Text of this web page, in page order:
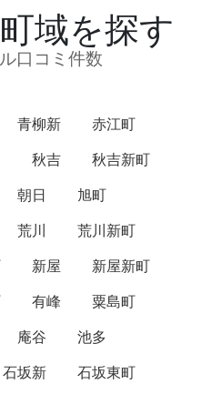
域を探す
口コミ件数
青柳新
赤江町
秋吉
秋吉新町
朝日
旭町
荒川
荒川新町
新屋
新屋新町
有峰
粟島町
庵谷
池多
石坂新
石坂東町